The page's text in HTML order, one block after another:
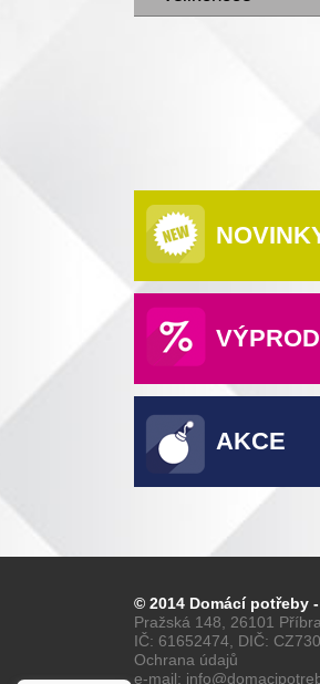
AKCE
© 2014 Domácí potřeby -
Pražská 148, 26101
IČ: 61652474, DIČ:
Ochrana údajů
e-mail: